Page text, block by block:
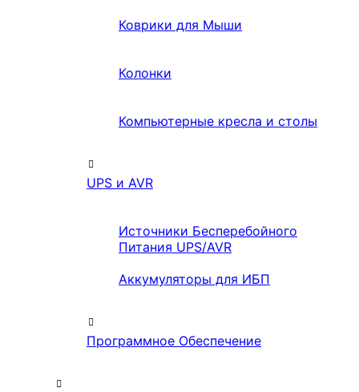
Коврики для Мыши
Колонки
Компьютерные кресла и столы
UPS и AVR
Источники Бесперебойного
Питания UPS/AVR
Аккумуляторы для ИБП
Программное Обеспечение